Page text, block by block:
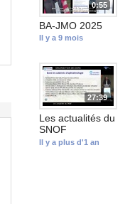
0:55
BA-JMO 2025
Il y a 9 mois
27:39
Les actualités du
SNOF
Il y a plus d'1 an